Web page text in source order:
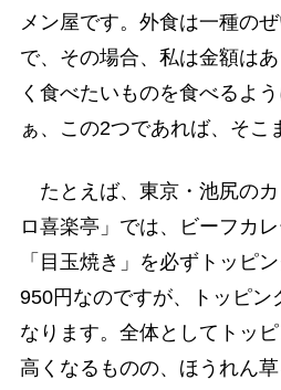
メン屋です。外食は一種の
で、その場合、私は金額は
く食べたいものを食べるよ
ぁ、この2つであれば、そこ
たとえば、東京・池尻のカ
ロ喜楽亭」では、ビーフカ
「目玉焼き」を必ずトッピ
950円なのですが、トッピン
なります。全体としてトッ
高くなるものの、ほうれん